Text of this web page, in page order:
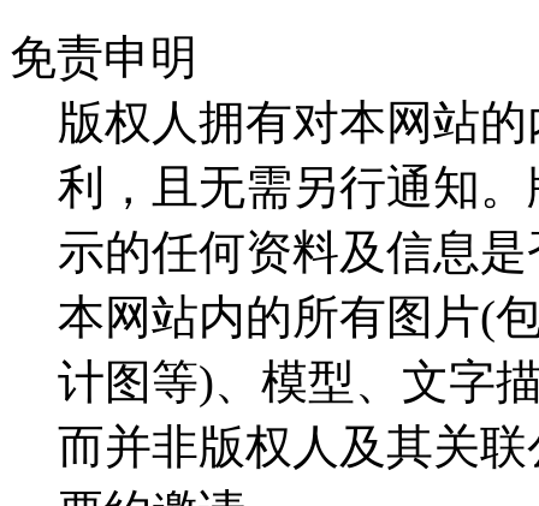
免责申明
版权人拥有对本网站
利，且无需另行通知
示的任何资料及信息
本网站内的所有图片(
计图等)、模型、文字
而并非版权人及其关